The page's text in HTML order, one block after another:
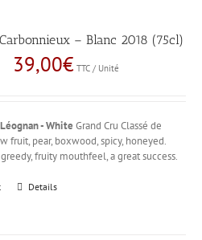
– Blanc 2018 (75cl)
39,00€ TTC / Unité
- White Grand Cru Classé de
fruit, pear, boxwood, spicy, honeyed.
greedy, fruity mouthfeel, a great success.
Details